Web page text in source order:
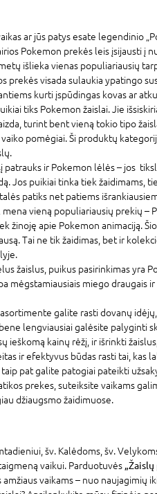
ar jūs patys esate legendinio
Pokemon prekės leis įsijausti į
išlieka vienas populiariausių
prekės visada sulaukia ypatingo
kurti įspūdingas kovas ar
tiks Pokemon žaislai. Jie
turint bent vieną tokio tipo
pomėgiai. Ši produktų
patrauks ir Pokemon lėlės – jos
Jos puikiai tinka tiek žaidimams,
patiks net patiems
vieną populiariausių prekių –
žinoję apie Pokemon animaciją.
Tai ne tik žaidimas, bet ir
žaislus, puikus pasirinkimas yra
mėgstamiausiais miego draugais
galite rasti dovanų
lengviausiai galėsite palyginti
ieškomą kainų rėžį, ir išrinkti
ir efektyvus būdas rasti tai, kas
pat galite patogiai pateikti
prekes, suteiksite vaikams
džiaugsmo žaidimuose.
šv. Kalėdoms, šv.
vaikui. Parduotuvės
vaikams – nuo naujagimių